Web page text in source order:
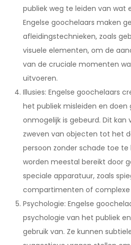
publiek weg te leiden van wat
Engelse goochelaars maken
afleidingstechnieken, zoals
visuele elementen, om de
van de cruciale momenten
uitvoeren.
Illusies: Engelse goochelaars
het publiek misleiden en doen
onmogelijk is gebeurd. Dit
zweven van objecten tot het
persoon zonder schade toe te
worden meestal bereikt door
speciale apparatuur, zoals
compartimenten of
Psychologie: Engelse
psychologie van het publiek
gebruik van. Ze kunnen